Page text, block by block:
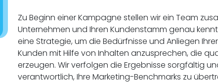
Zu Beginn einer Kampagne stellen wir ein Team
Unternehmen und Ihren Kundenstamm genau
eine Strategie, um die Bedürfnisse und Anliegen
Kunden mit Hilfe von Inhalten anzusprechen, die
erzeugen. Wir verfolgen die Ergebnisse sorgfältig
verantwortlich, Ihre Marketing-Benchmarks zu